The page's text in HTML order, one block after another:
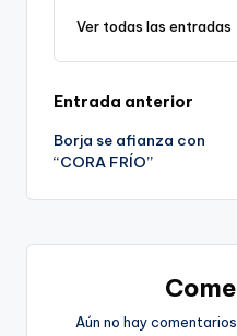
Ver todas las entradas
Navegación
de
entradas
Entrada anterior
Borja se afianza con
“CORA FRÍO”
Aún no hay